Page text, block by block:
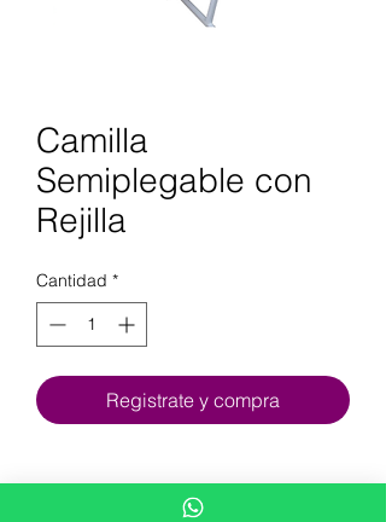
Camilla
Semiplegable con
Rejilla
Cantidad *
Registrate y compra